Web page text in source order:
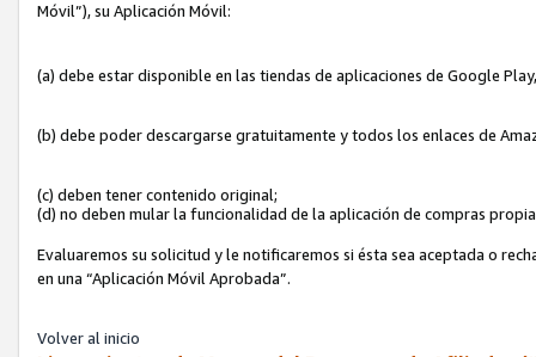
Móvil”), su Aplicación Móvil:
(a) debe estar disponible en las tiendas de aplicaciones de Google
(b) debe poder descargarse gratuitamente y todos los enlaces de
(c) deben tener contenido original;
(d) no deben mular la funcionalidad de la aplicación de compras
Evaluaremos su solicitud y le notificaremos si ésta sea aceptada o
en una “Aplicación Móvil Aprobada”.
Volver al inicio